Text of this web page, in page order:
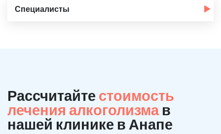
Специалисты
Рассчитайте стоимость
лечения алкоголизма в
нашей клинике в Анапе